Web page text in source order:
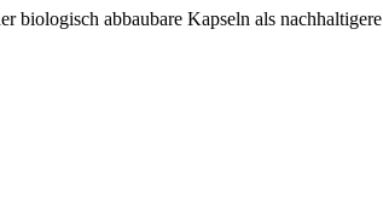
biologisch abbaubare Kapseln als